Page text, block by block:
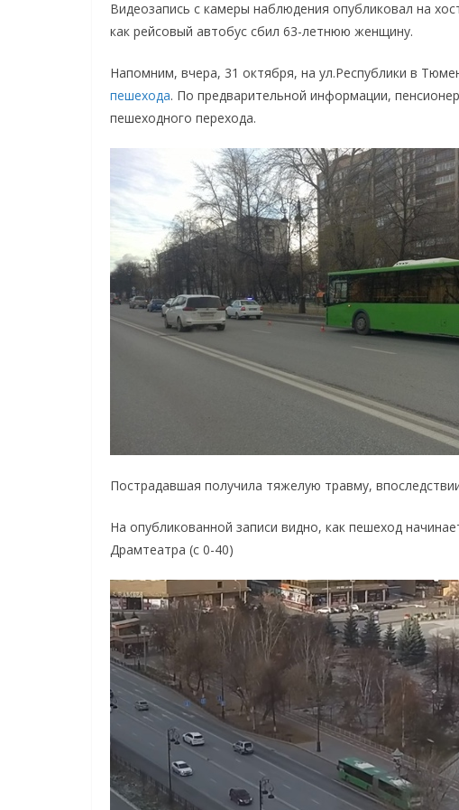
Видеозапись с камеры наблюдения опубликовал на
как рейсовый автобус сбил 63-летнюю женщину.
Напомним, вчера, 31 октября, на ул.Республики в
пешехода. По предварительной информации,
пешеходного перехода.
Пострадавшая получила тяжелую травму,
На опубликованной записи видно, как пешеход
Драмтеатра (с 0-40)